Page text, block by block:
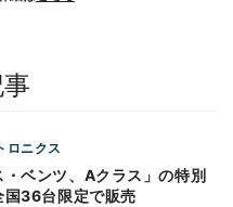
ロニクス
・ベンツ、Aクラス」の特別
国36台限定で販売